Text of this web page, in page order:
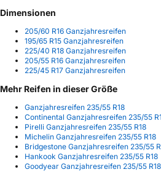
Dimensionen
205/60 R16 Ganzjahresreifen
195/65 R15 Ganzjahresreifen
225/40 R18 Ganzjahresreifen
205/55 R16 Ganzjahresreifen
225/45 R17 Ganzjahresreifen
Mehr Reifen in dieser Größe
Ganzjahresreifen 235/55 R18
Continental Ganzjahresreifen 235/55
Pirelli Ganzjahresreifen 235/55 R18
Michelin Ganzjahresreifen 235/55 R18
Bridgestone Ganzjahresreifen 235/55
Hankook Ganzjahresreifen 235/55 R18
Goodyear Ganzjahresreifen 235/55 R18